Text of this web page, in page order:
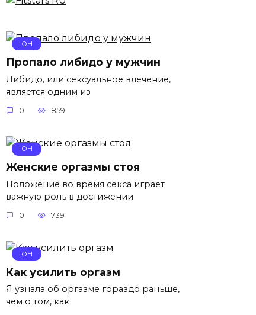
ОН
Пропало либидо у мужчин
Либидо, или сексуальное влечение,
является одним из
0 859
ОН
Женские оргазмы стоя
Положение во время секса играет
важную роль в достижении
0 739
ОН
Как усилить оргазм
Я узнала об оргазме гораздо раньше,
чем о том, как